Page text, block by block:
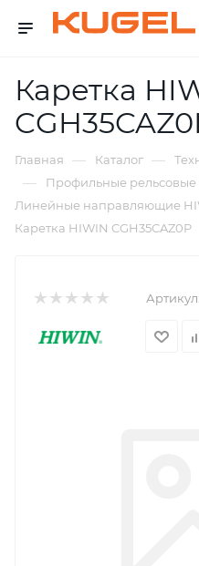
Каретка
Главная — Каталог —
— Профильные
Линейные направляющие
Каретка HIWIN CGH35CAZ0P
Артикул: